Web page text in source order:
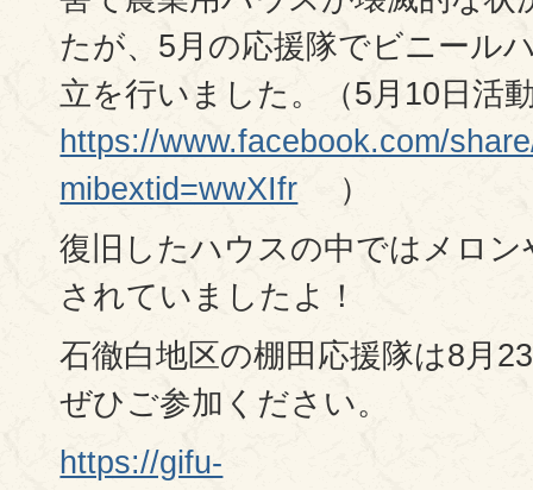
たが、5月の応援隊でビニール
立を行いました。（5月10日活
https://www.facebook.com/
mibextid=wwXIfr ）
復旧したハウスの中ではメロ
されていましたよ！
石徹白地区の棚田応援隊は8月
ぜひご参加ください。
https://gifu-